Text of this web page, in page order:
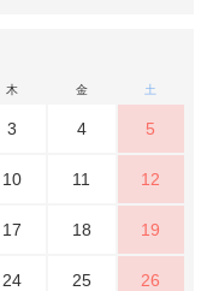
木 金 土
3 4 5
10 11 12
17 18 19
24 25 26